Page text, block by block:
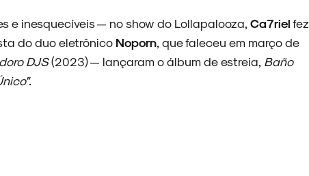
e inesquecíveis — no show do Lollapalooza, Ca7rielfez
do duo eletrônico Noporn , que faleceu em março de
DJS(2023) — lançaram o álbum de estreia, Baño
.